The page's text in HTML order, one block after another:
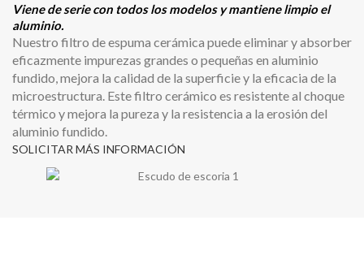
Viene de serie con todos los modelos y mantiene limpio el
aluminio.
Nuestro filtro de espuma cerámica puede eliminar y absorber
eficazmente impurezas grandes o pequeñas en aluminio
fundido, mejora la calidad de la superficie y la eficacia de la
microestructura. Este filtro cerámico es resistente al choque
térmico y mejora la pureza y la resistencia a la erosión del
aluminio fundido.
SOLICITAR MÁS INFORMACIÓN